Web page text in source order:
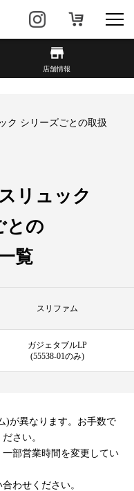
HAyU×ace.
ace.とは
店舗情報
ク シリーズごとの取扱
リュック
との
覧
スリファム
ガジェタブルLP
(55538-01のみ)
)が異なります。お手数で
さい。
部営業時間を変更してい
わせください。